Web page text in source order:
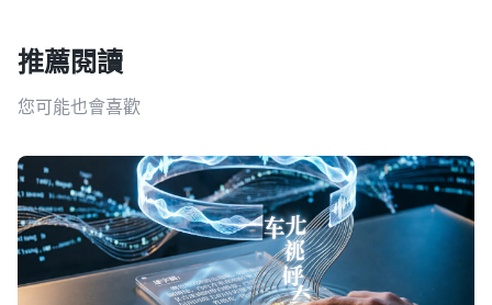
推薦閱讀
您可能也會喜歡